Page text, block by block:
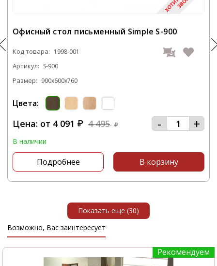
продаем сертифицированные товары и
мебели.
Офисный стол письменный Simple S-900
Код товара: 1998-001
Артикул: S-900
Размер: 900x600x760
Цвета:
Цена: от 4 091 ₽ 4 495 ₽ - +
В наличии
Подробнее В корзину
Показать еще (30)
Возможно, Вас заинтересует
Рекомендуем